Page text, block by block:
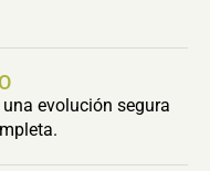
evolución segura